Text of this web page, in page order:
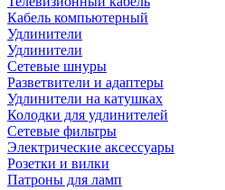
Кабель компьютерный
Удлинители
Удлинители
Сетевые шнуры
Разветвители и адаптеры
Удлинители на катушках
Колодки для удлинителей
Сетевые фильтры
Электрические аксессуары
Розетки и вилки
Патроны для ламп